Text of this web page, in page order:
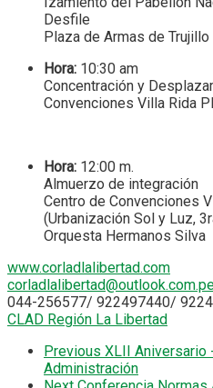
Desfile
Plaza de Armas de Trujillo
Hora: 10:30 am
Concentración y
Convenciones Villa Rida
Hora: 12:00 m.
Almuerzo de integración
Centro de Convenciones
(Urbanización Sol y Luz,
Orquesta Hermanos Silva
www.corladlalibertad.com
044-256577/ 922497440/
CLAD Región La Libertad
Previous XLII Aniversario
Administración